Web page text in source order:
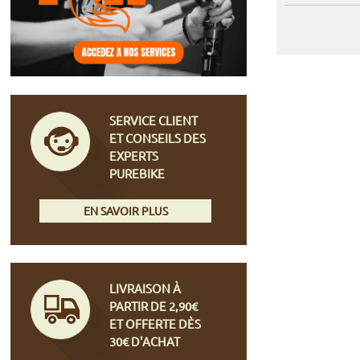
SERVICE CLIENT
ET CONSEILS DES
EXPERTS
PUREBIKE
EN SAVOIR PLUS
LIVRAISON À
PARTIR DE 2,90€
ET OFFERTE DÈS
30€ D'ACHAT